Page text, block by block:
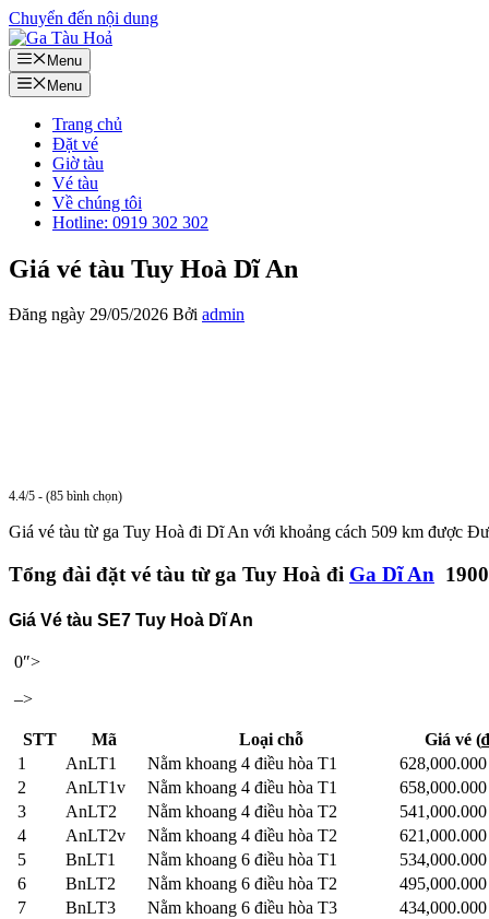
Chuyển đến nội dung
Menu
Menu
Trang chủ
Đặt vé
Giờ tàu
Vé tàu
Về chúng tôi
Hotline: 0919 302 302
Giá vé tàu Tuy Hoà Dĩ An
Đăng ngày 29/05/2026 Bởi admin
4.4/5 - (85 bình chọn)
Giá vé tàu từ ga Tuy Hoà đi Dĩ An với khoảng cách 509 km được
Tổng đài đặt vé tàu từ ga Tuy Hoà đi Ga Dĩ An
Giá Vé tàu SE7 Tuy Hoà Dĩ An
0″>
–>
STT Mã Loại chỗ
Giá vé
1
AnLT1 Nằm khoang 4 điều hòa T1
628,000.000
2
AnLT1v Nằm khoang 4 điều hòa T1
658,000.000
3
AnLT2 Nằm khoang 4 điều hòa T2
541,000.000
4
AnLT2v Nằm khoang 4 điều hòa T2
621,000.000
5
BnLT1 Nằm khoang 6 điều hòa T1
534,000.000
6
BnLT2 Nằm khoang 6 điều hòa T2
495,000.000
7
BnLT3 Nằm khoang 6 điều hòa T3
434,000.000